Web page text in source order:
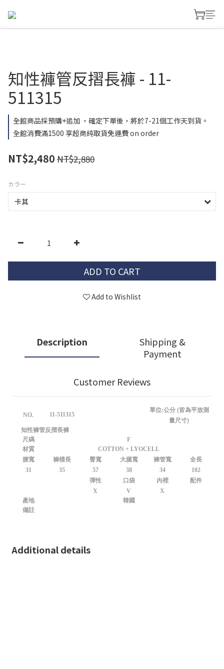
知性褲管反摺長褲 - 11-
511315
全館商品採預購+追加 ，確定下單後，將於7-21個工作天到貨。
全館消費滿1500 享超商純取貨免運費 on order
NT$2,480 NT$2,880
カラー
ADD TO CART
Add to Wishlist
Description
Shipping &
Payment
Customer Reviews
NO. 11-511315
單位:公分 (皆為平放測
量尺寸)
知性褲管反摺長褲
尺碼
F
材質
COTTON + LYOCELL
腰寬
褲檔長 臀寬 大腿寬 褲管寬
全長
31
35 57 38 34
102
彈性
口袋 內裡
配件
X
V
X
產地
韓國
備註
Additional details